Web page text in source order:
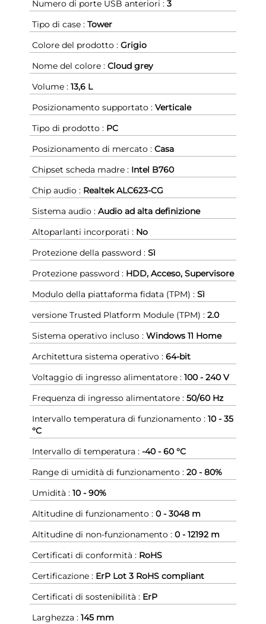
Numero di porte USB anteriori : 3
Tipo di case : Tower
Colore del prodotto : Grigio
Nome del colore : Cloud grey
Volume : 13,6 L
Posizionamento supportato : Verticale
Tipo di prodotto : PC
Posizionamento di mercato : Casa
Chipset scheda madre : Intel B760
Chip audio : Realtek ALC623-CG
Sistema audio : Audio ad alta definizione
Altoparlanti incorporati : No
Protezione della password : Sì
Protezione password : HDD, Acceso, Supervisore
Modulo della piattaforma fidata (TPM) : Sì
versione Trusted Platform Module (TPM) : 2.0
Sistema operativo incluso : Windows 11 Home
Architettura sistema operativo : 64-bit
Voltaggio di ingresso alimentatore : 100 - 240 V
Frequenza di ingresso alimentatore : 50/60 Hz
Intervallo temperatura di funzionamento : 10 - 35
°C
Intervallo di temperatura : -40 - 60 °C
Range di umidità di funzionamento : 20 - 80%
Umidità : 10 - 90%
Altitudine di funzionamento : 0 - 3048 m
Altitudine di non-funzionamento : 0 - 12192 m
Certificati di conformità : RoHS
Certificazione : ErP Lot 3 RoHS compliant
Certificati di sostenibilità : ErP
Larghezza : 145 mm